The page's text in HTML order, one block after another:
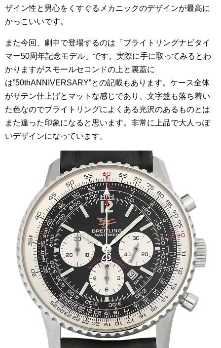
ザイン性と男心をくすぐるメカニックのデザインが最高に
かっこいいです。
また今回、劇中で登場するのは「ブライトリングナビタイ
マー50周年記念モデル」です。実際に手に取ってみるとわ
かりますがスモールセコンドの上と裏蓋に
は”50thANNIVERSARY”との記載もあります。ケース全体
がサテン仕上げとマットな感じであり、文字盤も落ち着い
た色なのでブライトリングによくある光沢のあるものとは
また違った印象になると思います。非常に上品で大人っぽ
いデザインになっています。